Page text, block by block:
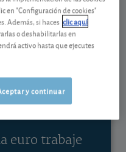
Ver detalladamente
a SOCIOS
con visión
euro trabaje
en "Configuración de cookies"
Además, si haces clic aquí
o deshabilitarlas en
activo hasta que ejecutes
y continuar